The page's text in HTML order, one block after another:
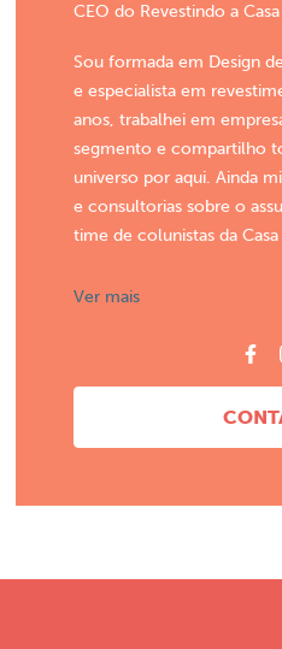
CEO do Revestindo a Casa
Sou formada em Design
e especialista em
anos, trabalhei em
segmento e compartilho
universo por aqui. Ainda
e consultorias sobre o
time de colunistas da
Ver mais